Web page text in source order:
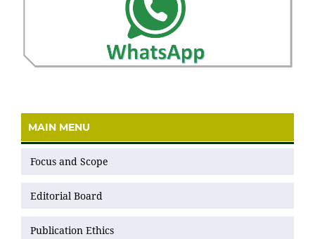
MAIN MENU
Focus and Scope
Editorial Board
Publication Ethics